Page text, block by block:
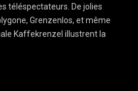
téléspectateurs. De jolies
Grenzenlos, et même
Kaffekrenzel illustrent la